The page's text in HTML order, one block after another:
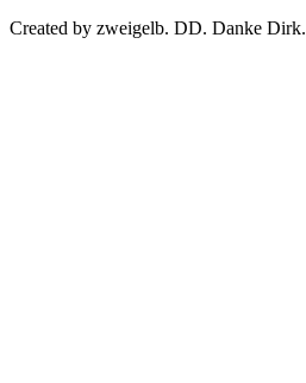
Created by zweigelb. DD. Danke Dirk.